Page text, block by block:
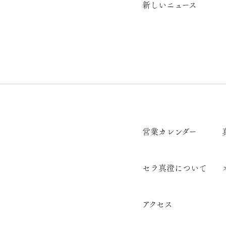
新しいニュース
営業カレンダー
セラ真澄について
アクセス